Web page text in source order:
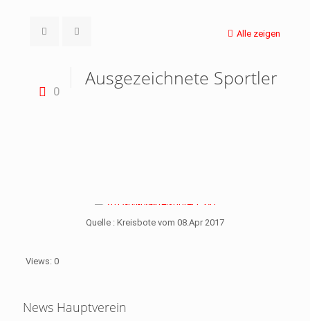
Alle zeigen
0
Ausgezeichnete Sportler
Quelle : Kreisbote vom 08.Apr 2017
Views: 0
News Hauptverein